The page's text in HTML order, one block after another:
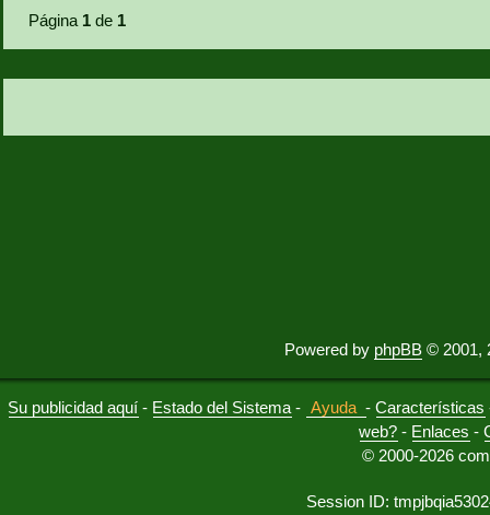
Página 1 de 1
Powered by phpBB © 2001,
Su publicidad aquí - Estado del Sistema - Ayuda -Características
web? - Enlaces -
© 2000-2026
Session ID: